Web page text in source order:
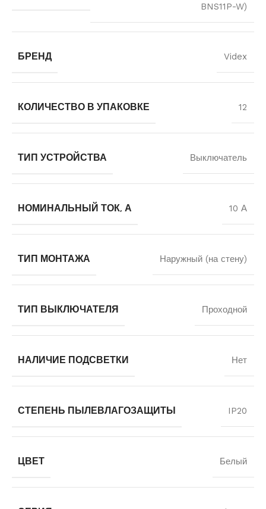
BNS11P-W)
БРЕНД Videx
КОЛИЧЕСТВО В УПАКОВКЕ 12
ТИП УСТРОЙСТВА Выключатель
НОМИНАЛЬНЫЙ ТОК, А 10 А
ТИП МОНТАЖА Наружный (на стену)
ТИП ВЫКЛЮЧАТЕЛЯ Проходной
НАЛИЧИЕ ПОДСВЕТКИ Нет
СТЕПЕНЬ ПЫЛЕВЛАГОЗАЩИТЫ IP20
ЦВЕТ Белый